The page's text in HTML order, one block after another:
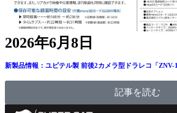
2026年6月8日
新製品情報：ユピテル製 前後2カメラ型ドラレコ「ZNV-
記事を読む